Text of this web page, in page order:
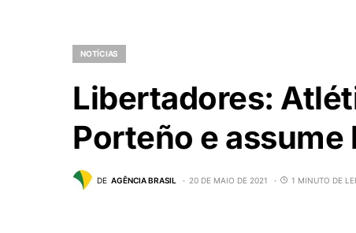
NOTÍCIAS
Libertadores:
Porteño e assume
DE AGÊNCIA BRASIL 20 DE MAIO DE 2021 1 MINUTO DE